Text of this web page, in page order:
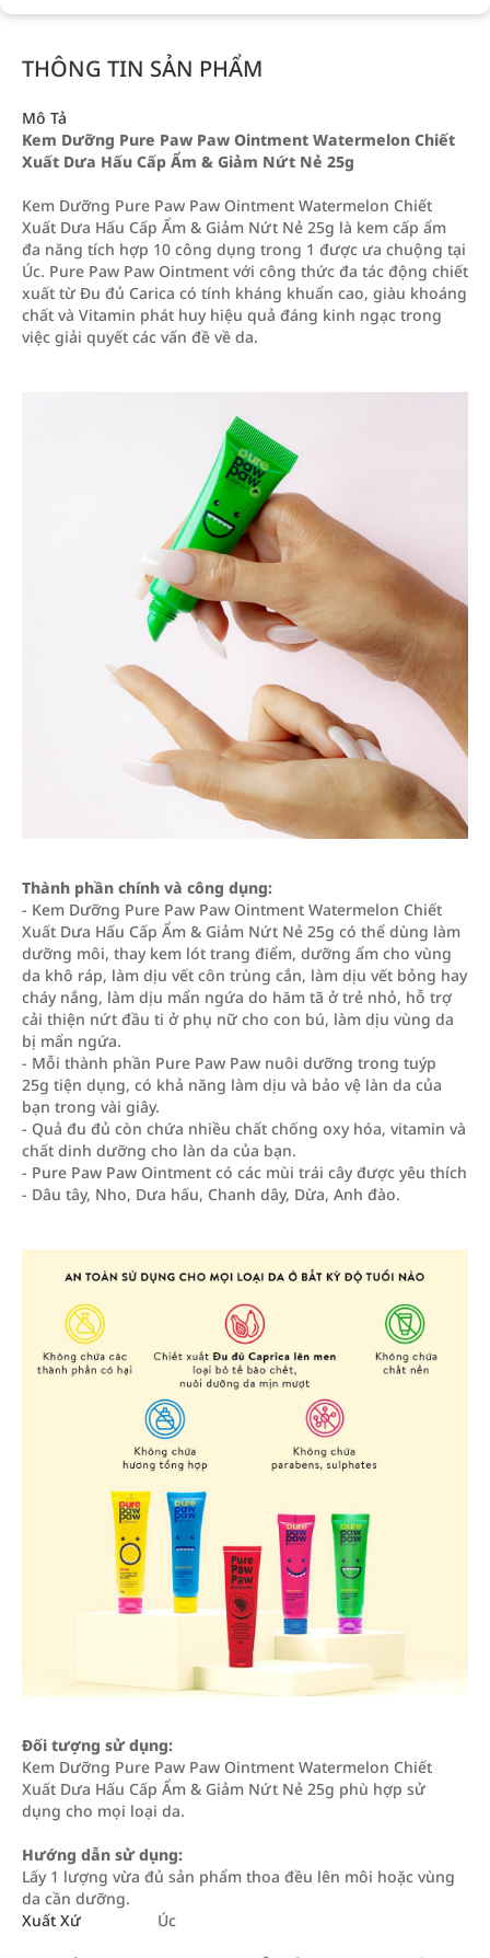
THÔNG TIN SẢN PHẨM
Mô Tả
Kem Dưỡng Pure Paw Paw Ointment Watermelon Chiết
Xuất Dưa Hấu Cấp Ẩm & Giảm Nứt Nẻ 25g
Kem Dưỡng Pure Paw Paw Ointment Watermelon Chiết
Xuất Dưa Hấu Cấp Ẩm & Giảm Nứt Nẻ 25g là kem cấp ẩm
đa năng tích hợp 10 công dụng trong 1 được ưa chuộng tại
Úc. Pure Paw Paw Ointment với công thức đa tác động chiết
xuất từ Đu đủ Carica có tính kháng khuẩn cao, giàu khoáng
chất và Vitamin phát huy hiệu quả đáng kinh ngạc trong
việc giải quyết các vấn đề về da.
Thành phần chính và công dụng:
- Kem Dưỡng Pure Paw Paw Ointment Watermelon Chiết
Xuất Dưa Hấu Cấp Ẩm & Giảm Nứt Nẻ 25g có thể dùng làm
dưỡng môi, thay kem lót trang điểm, dưỡng ẩm cho vùng
da khô ráp, làm dịu vết côn trùng cắn, làm dịu vết bỏng hay
cháy nắng, làm dịu mẩn ngứa do hăm tã ở trẻ nhỏ, hỗ trợ
cải thiện nứt đầu ti ở phụ nữ cho con bú, làm dịu vùng da
bị mẩn ngứa.
- Mỗi thành phần Pure Paw Paw nuôi dưỡng trong tuýp
25g tiện dụng, có khả năng làm dịu và bảo vệ làn da của
bạn trong vài giây.
- Quả đu đủ còn chứa nhiều chất chống oxy hóa, vitamin và
chất dinh dưỡng cho làn da của bạn.
- Pure Paw Paw Ointment có các mùi trái cây được yêu thích
- Dâu tây, Nho, Dưa hấu, Chanh dây, Dừa, Anh đào.
Đối tượng sử dụng:
Kem Dưỡng Pure Paw Paw Ointment Watermelon Chiết
Xuất Dưa Hấu Cấp Ẩm & Giảm Nứt Nẻ 25g phù hợp sử
dụng cho mọi loại da.
Hướng dẫn sử dụng:
Lấy 1 lượng vừa đủ sản phẩm thoa đều lên môi hoặc vùng
da cần dưỡng.
Xuất Xứ
Úc